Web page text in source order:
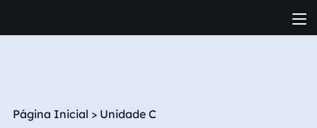
Página Inicial > Unidade C